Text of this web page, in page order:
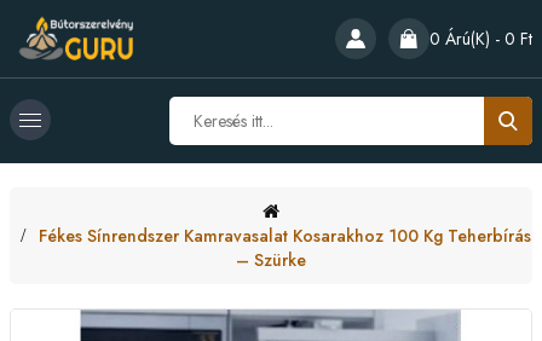
0 Árú(k) - 0 Ft
Fékes Sínrendszer Kamravasalat Kosarakhoz 100 Kg Teherbírás
– Szürke